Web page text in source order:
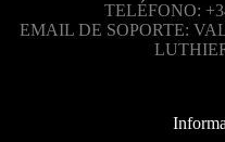
TELÉFONO:
EMAIL DE SOPORTE: